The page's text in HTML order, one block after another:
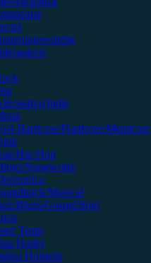
Indie
Hardcore/Hardcore/Metalcore
Hip-Hop
Songwriter
Musical
Blues/Gospel/Soul
Team
Hasky
Holstein